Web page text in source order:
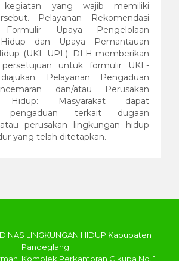
yang wajib memiliki
Pelayanan Rekomendasi
Formulir Upaya Pengelolaan
dan Upaya Pemantauan
(UKL-UPL): DLH memberikan
persetujuan untuk formulir UKL-
Pelayanan Pengaduan
dan/atau Perusakan
Hidup: Masyarakat dapat
pengaduan terkait dugaan
perusakan lingkungan hidup
yang telah ditetapkan.
LINGKUNGAN HIDUP Kabupaten
Pandeglang
Komplek Perkantoran Cikupa No. 1,